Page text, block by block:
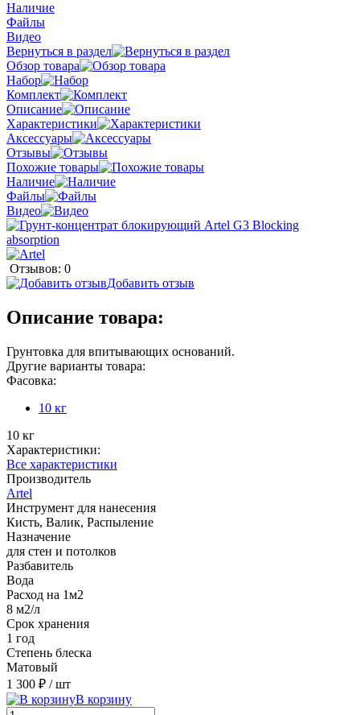
Наличие
Файлы
Видео
Вернуться в раздел
Обзор товара
Набор
Комплект
Описание
Характеристики
Аксессуары
Отзывы
Похожие товары
Наличие
Файлы
Видео
Отзывов: 0
Добавить отзыв
Описание товара:
Грунтовка для впитывающих оснований.
Другие варианты товара:
Фасовка:
10 кг
10 кг
Характеристики:
Все характеристики
Производитель
Artel
Инструмент для нанесения
Кисть, Валик, Распыление
Назначение
для стен и потолков
Разбавитель
Вода
Расход на 1м2
8 м2/л
Срок хранения
1 год
Степень блеска
Матовый
1 300 ₽ / шт
В корзину